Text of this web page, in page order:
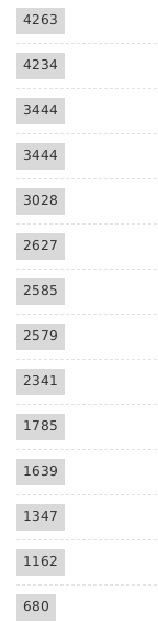
4263
4234
3444
3444
3028
2627
2585
2579
2341
1785
1639
1347
1162
680